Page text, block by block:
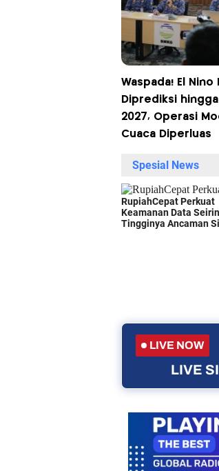
Waspada! El Nino
Diprediksi hingga
2027, Operasi
Cuaca Diperluas
LIVE NOW
LIVE